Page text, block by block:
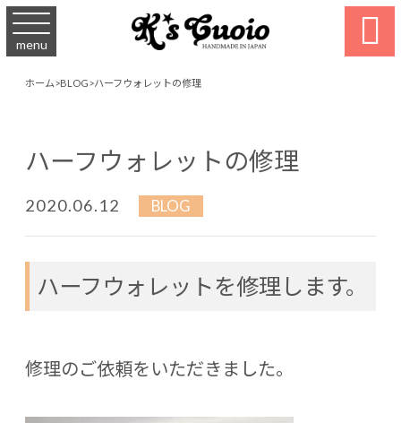
menu 
ホーム>BLOG>ハーフウォレットの修理
ハーフウォレットの修理
2020.06.12 BLOG
ハーフウォレットを修理します。
修理のご依頼をいただきました。